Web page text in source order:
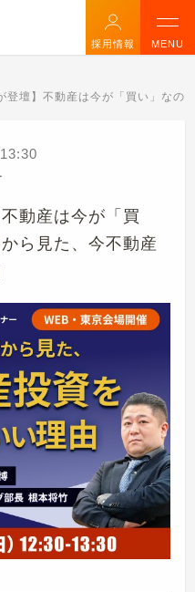
採用情報 MENU
登壇】不動産は今が「買い」な
13:30
動産は今が「買
ら見た、今不動産